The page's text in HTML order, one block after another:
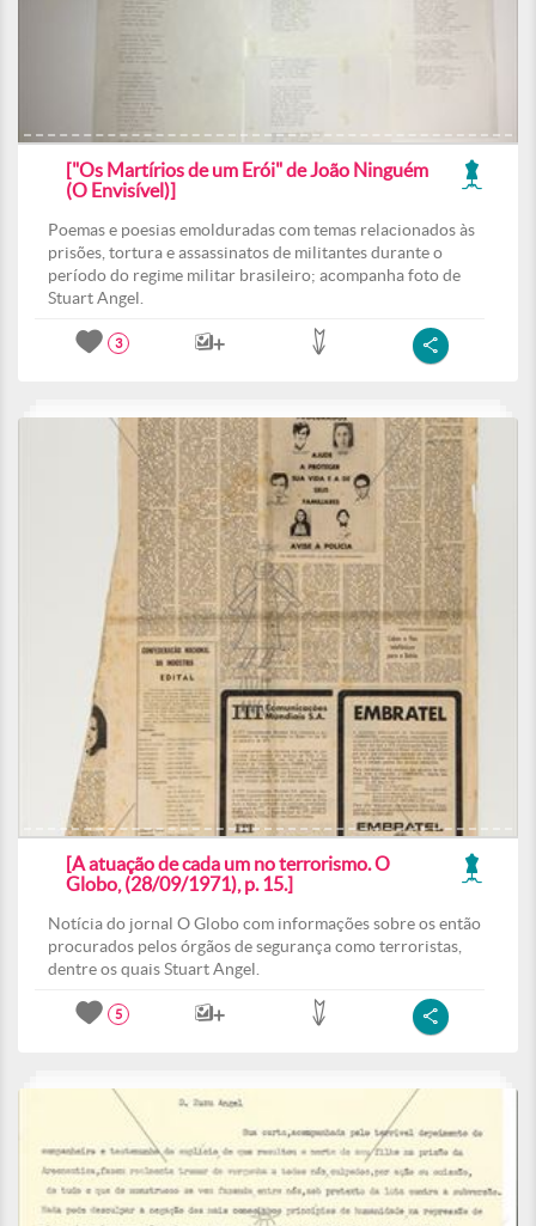
["Os Martírios de um Erói" de João Ninguém
(O Envisível)]
Poemas e poesias emolduradas com temas relacionados às
prisões, tortura e assassinatos de militantes durante o
período do regime militar brasileiro; acompanha foto de
Stuart Angel.
3
[A atuação de cada um no terrorismo. O
Globo, (28/09/1971), p. 15.]
Notícia do jornal O Globo com informações sobre os então
procurados pelos órgãos de segurança como terroristas,
dentre os quais Stuart Angel.
5